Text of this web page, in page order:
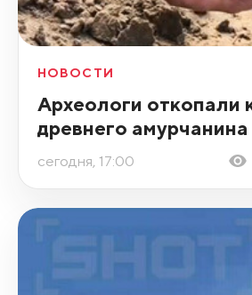
НОВОСТИ
Археологи откопали
древнего амурчанина
сегодня, 17:00